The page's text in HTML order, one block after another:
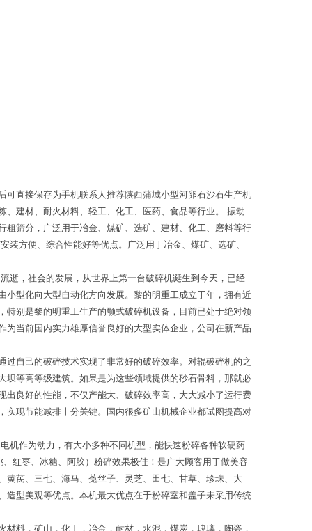
直接保存为手机联系人推荐陕西蒲城小型河卵石沙石生产机
建材、耐火材料、轻工、化工、医药、食品等行业。.振动
筛分，广泛用于冶金、煤矿、选矿、建材、化工、磨料等行
方便、综合性能好等优点。广泛用于冶金、煤矿、选矿、
逝，社会的发展，从世界上第一台破碎机诞生到今天，已经
型化向大型自动化方向发展。黎的明重工成立于年，拥有近
别是黎的明重工生产的颚式破碎机设备，目前已处于绝对领
当前国内实力雄厚信誉良好的大型实体企业，公司在新产品
自己的破碎技术实现了非常好的破碎效率。对辊破碎机的之
等高等级建筑。如果是为这些领域提供的砂石骨料，那就必
良好的性能，不仅产能大、破碎效率高，大大减小了运行费
现节能减排十分关键。国内很多矿山机械企业都试图提高对
机作为动力，有大小多种不同机型，能快速粉碎各种软硬药
红枣、冰糖、阿胶）粉碎效果极佳！是广大顾客用于做美容
芪、三七、海马、菟丝子、灵芝、田七、甘草、珍珠、大
型美观等优点。本机最大优点在于粉碎室和盖子未采用传统
料，矿山，化工，冶金，耐材，水泥，煤炭，玻璃，陶瓷，